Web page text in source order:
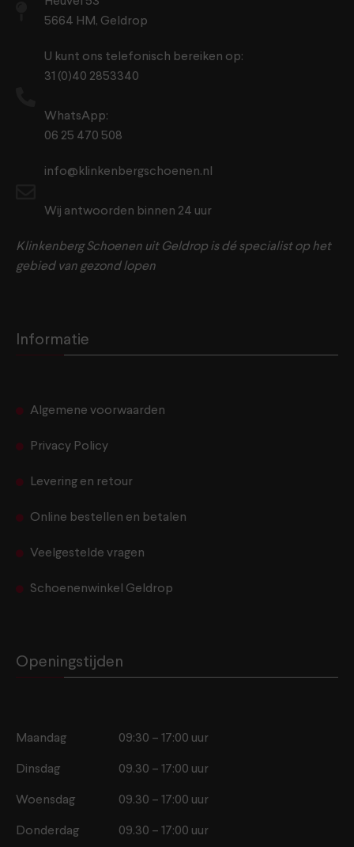
5664 HM, Geldrop
U kunt ons telefonisch bereiken op:
31 (0)40 2853340
WhatsApp:
06 25 470 508
info@klinkenbergschoenen.nl
Wij antwoorden binnen 24 uur
Klinkenberg Schoenen uit Geldrop is dé specialist op het
gebied van gezond lopen
Informatie
Algemene voorwaarden
Privacy Policy
Levering en retour
Online bestellen en betalen
Veelgestelde vragen
Schoenenwinkel Geldrop
Openingstijden
Maandag 09:30 – 17:00 uur
Dinsdag 09.30 – 17:00 uur
Woensdag 09.30 – 17:00 uur
Donderdag 09.30 – 17:00 uur